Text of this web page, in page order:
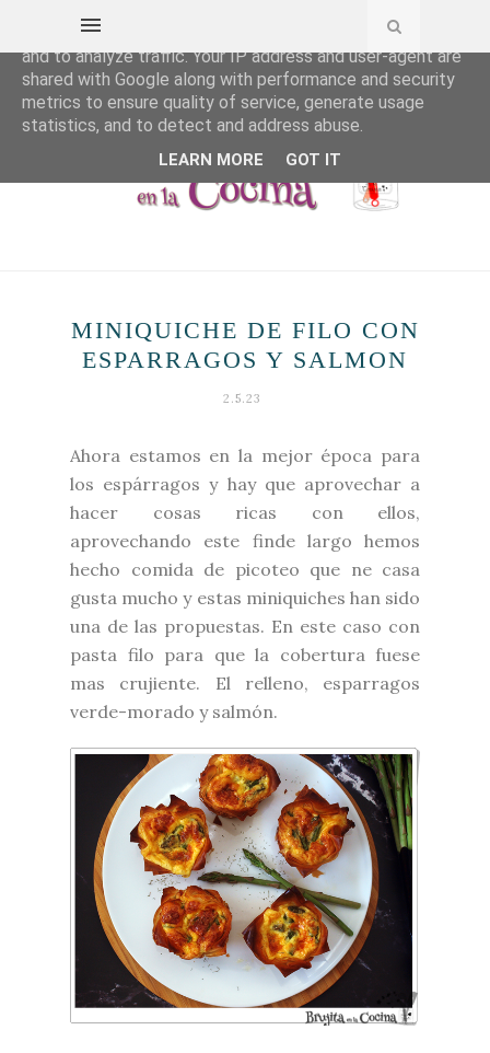
MINIQUICHE DE FILO CON
ESPARRAGOS Y SALMON
2.5.23
Ahora estamos en la mejor época para
los espárragos y hay que aprovechar a
hacer cosas ricas con ellos,
aprovechando este finde largo hemos
hecho comida de picoteo que ne casa
gusta mucho y estas miniquiches han sido
una de las propuestas. En este caso con
pasta filo para que la cobertura fuese
mas crujiente. El relleno, esparragos
verde-morado y salmón.
This site uses cookies from Google to deliver its services
and to analyze traffic. Your IP address and user-agent are
shared with Google along with performance and security
metrics to ensure quality of service, generate usage
statistics, and to detect and address abuse.
LEARN MORE GOT IT